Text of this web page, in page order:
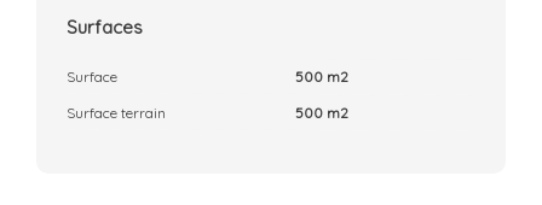
Surfaces
Surface
500 m2
Surface terrain
500 m2